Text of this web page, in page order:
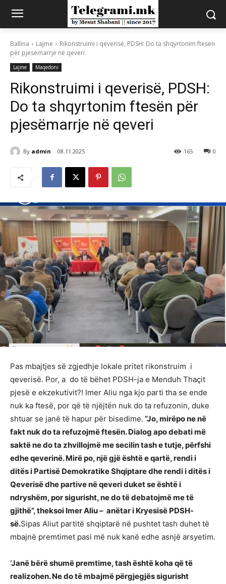
Ballina Lajme
Rikonstruimi i qeverisë, PDSH: Do ta shqyrtonim ftesën
për pjesëmarrje në qeveri
Lajme Maqedoni
Rikonstruimi i qeverisë, PDSH:
Do ta shqyrtonim ftesën për
pjesëmarrje në qeveri
By admin 08.11.2025 0
165
Pas mbajtjes së zgjedhje lokale pritet rikonstruim i
qeverisë. Por, a do të bëhet PDSH-ja e Menduh Thaçit
pjesë e ekzekutivit?! Imer Aliu nga kjo parti tha se ende
nuk ka ftesë, por që të njëjtën nuk do ta refuzonin, duke
shtuar se janë të hapur për bisedime. “Jo, mirëpo ne në
fakt nuk do ta refuzojmë ftesën. Dialog apo debati më
saktë ne do ta zhvillojmë me secilin tash e tutje, përfshi
edhe qeverinë. Mirë po, një gjë është e qartë, rendi i
ditës i Partisë Demokratike Shqiptare dhe rendi i ditës i
Qeverisë dhe partive në qeveri duket se është i
ndryshëm, por sigurisht, ne do të debatojmë me të
gjithë”, theksoi Imer Aliu – anëtar i Kryesisë PDSH-
së.Sipas Aliut partitë shqiptarë në pushtet tash duhet të
mbajnë premtimet pasi më nuk kanë edhe asnjë arsyetim.
‘Janë bërë shumë premtime, tash është koha që të
realizohen. Ne do të mbajmë përgjegjës sigurisht